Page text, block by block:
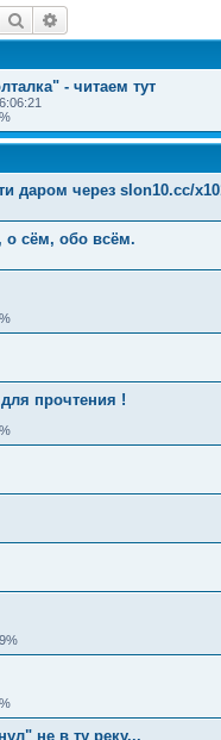
Поиск
- читаем тут
даром через slon10.cc/
о сём, обо всём.
прочтения !
не в ту реку...